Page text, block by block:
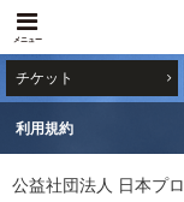
メニュー
チケット
利用規約
公益社団法人 日本プ